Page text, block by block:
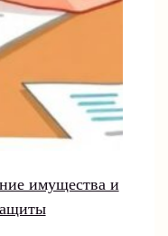
имущества и